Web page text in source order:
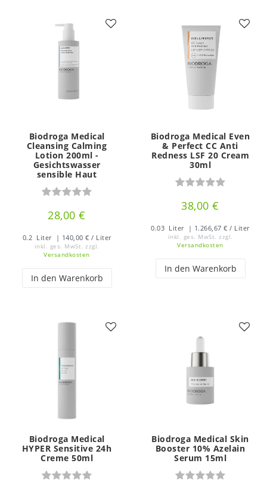
Biodroga Medical
Cleansing Calming
Lotion 200ml -
Gesichtswasser
sensible Haut
28,00 €
0.2 Liter | 140,00 € / Liter
inkl. ges. MwSt. zzgl.
Versandkosten
In den Warenkorb
Biodroga Medical Even
& Perfect CC Anti
Redness LSF 20 Cream
30ml
38,00 €
0.03 Liter | 1.266,67 € / Liter
inkl. ges. MwSt. zzgl.
Versandkosten
In den Warenkorb
Biodroga Medical
HYPER Sensitive 24h
Creme 50ml
Biodroga Medical Skin
Booster 10% Azelain
Serum 15ml